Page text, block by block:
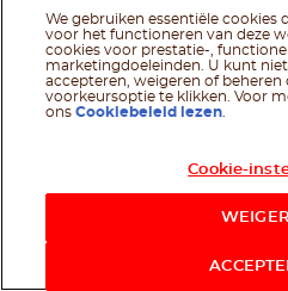
Gebruiksvoorwaarden
Breda bevoegd is.
Hoewel onze Sites
Inhoud die op onze
waarnaar op onze Sites
geografische gebieden.
Delen op
We gebruiken essentiële cookies
voor het functioneren van deze
cookies voor prestatie-,
marketingdoeleinden. U kunt
accepteren, weigeren of beheren
voorkeursoptie te klikken. Voor
onsCookiebeleid lezen
Cookie-